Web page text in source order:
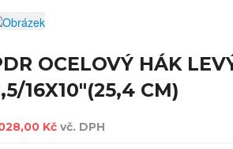
OCELOVÝ HÁK
16X10"(25,4 CM)
Kč vč. DPH